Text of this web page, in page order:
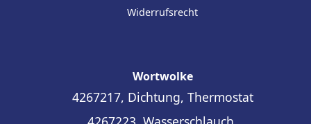
Widerrufsrecht
Wortwolke
4267217, Dichtung, Thermostat